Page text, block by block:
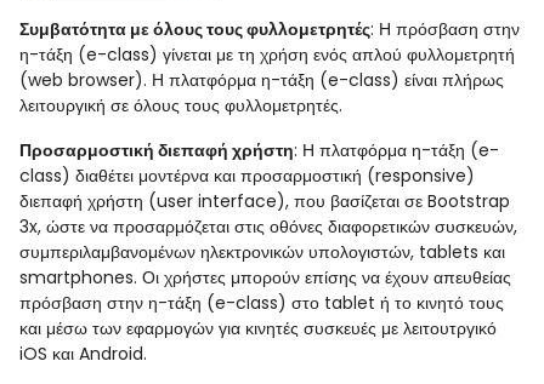
Συμβατότητα με όλους τους φυλλομετρητές: Η πρόσβαση στην
η-τάξη (e-class) γίνεται με τη χρήση ενός απλού φυλλομετρητή
(web browser). Η πλατφόρμα η-τάξη (e-class) είναι πλήρως
λειτουργική σε όλους τους φυλλομετρητές.
Προσαρμοστική διεπαφή χρήστη: Η πλατφόρμα η-τάξη (e-
class) διαθέτει μοντέρνα και προσαρμοστική (responsive)
διεπαφή χρήστη (user interface), που βασίζεται σε Bootstrap
3x, ώστε να προσαρμόζεται στις οθόνες διαφορετικών συσκευών,
συμπεριλαμβανομένων ηλεκτρονικών υπολογιστών, tablets και
smartphones. Οι χρήστες μπορούν επίσης να έχουν απευθείας
πρόσβαση στην η-τάξη (e-class) στο tablet ή το κινητό τους
και μέσω των εφαρμογών για κινητές συσκευές με λειτουτργικό
iOS και Android.